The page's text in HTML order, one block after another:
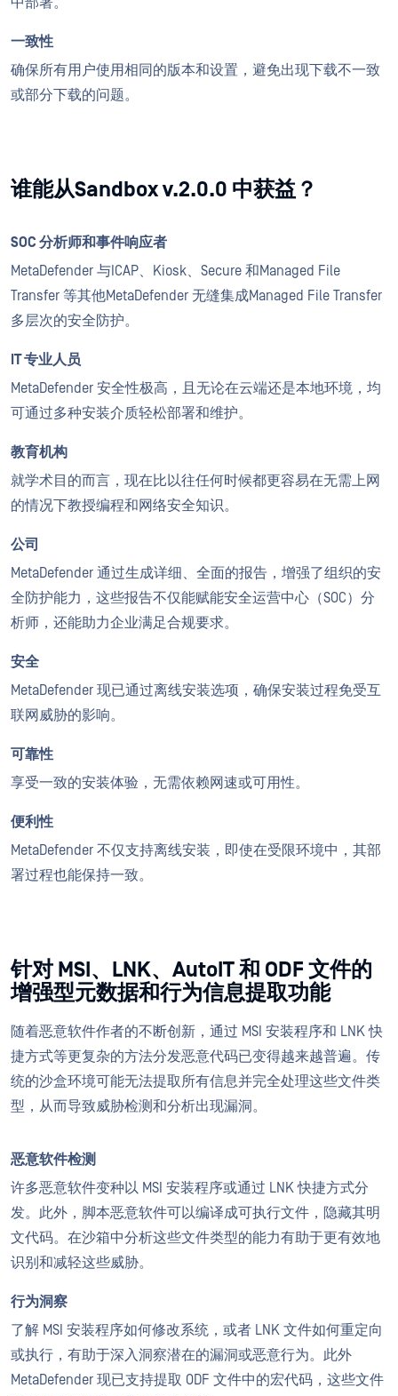
一致性
确保所有用户使用相同的版本和设置，避免出现下载不一致
或部分下载的问题。
谁能从Sandbox v.2.0.0 中获益？
SOC 分析师和事件响应者
MetaDefender 与ICAP、Kiosk、Secure 和Managed File
Transfer 等其他MetaDefender 无缝集成Managed File Transfer
多层次的安全防护。
IT 专业人员
MetaDefender 安全性极高，且无论在云端还是本地环境，均
可通过多种安装介质轻松部署和维护。
教育机构
就学术目的而言，现在比以往任何时候都更容易在无需上网
的情况下教授编程和网络安全知识。
公司
MetaDefender 通过生成详细、全面的报告，增强了组织的安
全防护能力，这些报告不仅能赋能安全运营中心（SOC）分
析师，还能助力企业满足合规要求。
安全
MetaDefender 现已通过离线安装选项，确保安装过程免受互
联网威胁的影响。
可靠性
享受一致的安装体验，无需依赖网速或可用性。
便利性
MetaDefender 不仅支持离线安装，即使在受限环境中，其部
署过程也能保持一致。
针对 MSI、LNK、AutoIT 和 ODF 文件的
增强型元数据和行为信息提取功能
随着恶意软件作者的不断创新，通过 MSI 安装程序和 LNK 快
捷方式等更复杂的方法分发恶意代码已变得越来越普遍。传
统的沙盒环境可能无法提取所有信息并完全处理这些文件类
型，从而导致威胁检测和分析出现漏洞。
恶意软件检测
许多恶意软件变种以 MSI 安装程序或通过 LNK 快捷方式分
发。此外，脚本恶意软件可以编译成可执行文件，隐藏其明
文代码。在沙箱中分析这些文件类型的能力有助于更有效地
识别和减轻这些威胁。
行为洞察
了解 MSI 安装程序如何修改系统，或者 LNK 文件如何重定向
或执行，有助于深入洞察潜在的漏洞或恶意行为。此外
MetaDefender 现已支持提取 ODF 文件中的宏代码，这些文件